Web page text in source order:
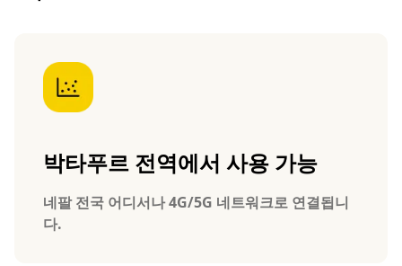
박타푸르 전역에서 사용 가능
네팔 전국 어디서나 4G/5G 네트워크로 연결됩니
다.